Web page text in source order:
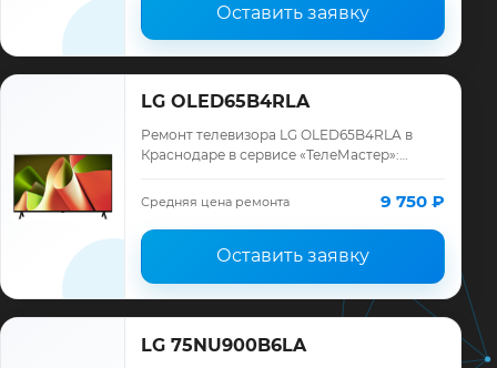
Оставить заявку
LG OLED65B4RLA
Ремонт телевизора LG OLED65B4RLA в
Краснодаре в сервисе «ТелеМастер»:
запчасти и гарантия до 12 месяцев.
Средняя цена ремонта 9 750 ₽
Оставить заявку
LG 75NU900B6LA